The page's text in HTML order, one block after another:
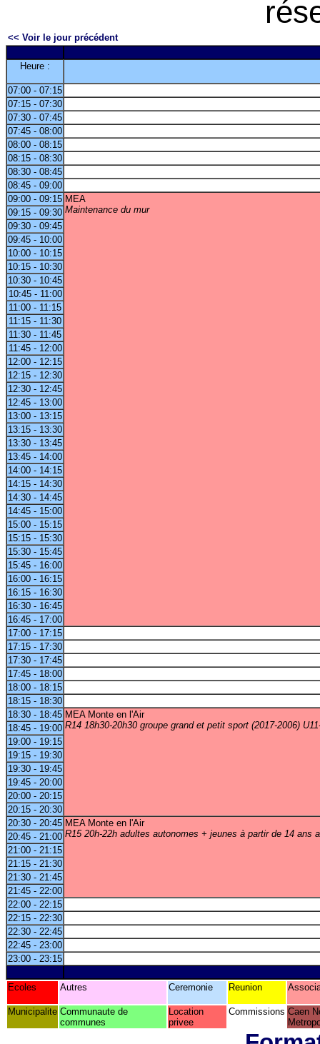
<< Voir le jour précédent
Heure :
07:00 - 07:15
07:15 - 07:30
07:30 - 07:45
07:45 - 08:00
08:00 - 08:15
08:15 - 08:30
08:30 - 08:45
08:45 - 09:00
09:00 - 09:15 MEA
Maintenance du mur
09:15 - 09:30
09:30 - 09:45
09:45 - 10:00
10:00 - 10:15
10:15 - 10:30
10:30 - 10:45
10:45 - 11:00
11:00 - 11:15
11:15 - 11:30
11:30 - 11:45
11:45 - 12:00
12:00 - 12:15
12:15 - 12:30
12:30 - 12:45
12:45 - 13:00
13:00 - 13:15
13:15 - 13:30
13:30 - 13:45
13:45 - 14:00
14:00 - 14:15
14:15 - 14:30
14:30 - 14:45
14:45 - 15:00
15:00 - 15:15
15:15 - 15:30
15:30 - 15:45
15:45 - 16:00
16:00 - 16:15
16:15 - 16:30
16:30 - 16:45
16:45 - 17:00
17:00 - 17:15
17:15 - 17:30
17:30 - 17:45
17:45 - 18:00
18:00 - 18:15
18:15 - 18:30
18:30 - 18:45 MEA Monte en l'Air
R14 18h30-20h30 groupe grand et petit sport (2017-2006)
18:45 - 19:00
19:00 - 19:15
19:15 - 19:30
19:30 - 19:45
19:45 - 20:00
20:00 - 20:15
20:15 - 20:30
20:30 - 20:45 MEA Monte en l'Air
R15 20h-22h adultes autonomes + jeunes à partir de 14 ans
20:45 - 21:00
21:00 - 21:15
21:15 - 21:30
21:30 - 21:45
21:45 - 22:00
22:00 - 22:15
22:15 - 22:30
22:30 - 22:45
22:45 - 23:00
23:00 - 23:15
Ecoles Autres Ceremonie Reunion
Municipalite Communaute de
communes
Location
privee
Commissions Caen